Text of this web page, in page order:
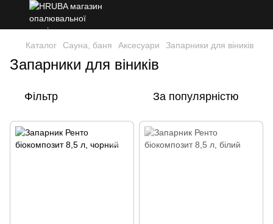
Каталог Сауна, баня Аксесуари Запарники для віників
Запарники для віників
Фільтр За популярністю